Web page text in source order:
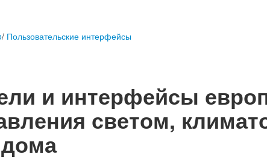
/ Пользовательские интерфейсы
и интерфейсы
светом,